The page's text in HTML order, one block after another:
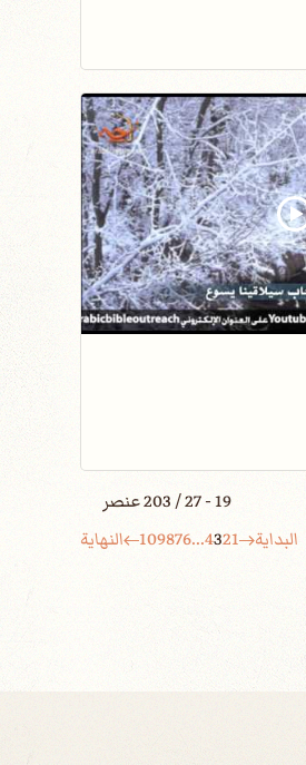
19 - 27 / 203 عنصر
البداية
1
2
3
4
...
6
7
8
9
10 النهاية